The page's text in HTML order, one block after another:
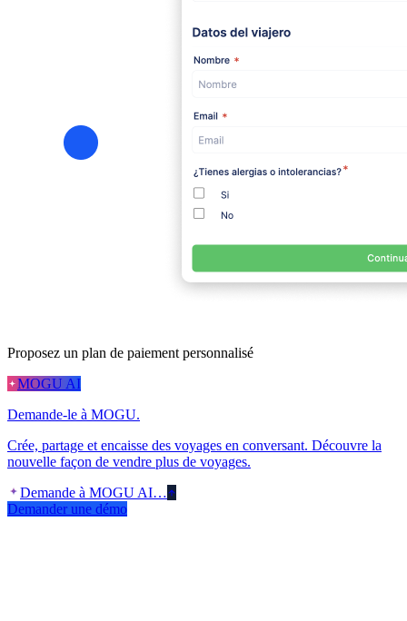
Proposez un plan de paiement personnalisé
MOGU AI
Demande-le à MOGU.
Crée, partage et encaisse des voyages en conversant. Découvre la
nouvelle façon de vendre plus de voyages.
Demande à MOGU AI…
Demander une démo